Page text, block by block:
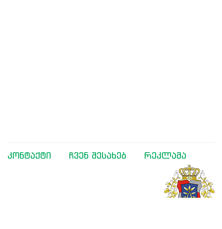
კონტაქტი ჩვენ შესახებ რეკლამა